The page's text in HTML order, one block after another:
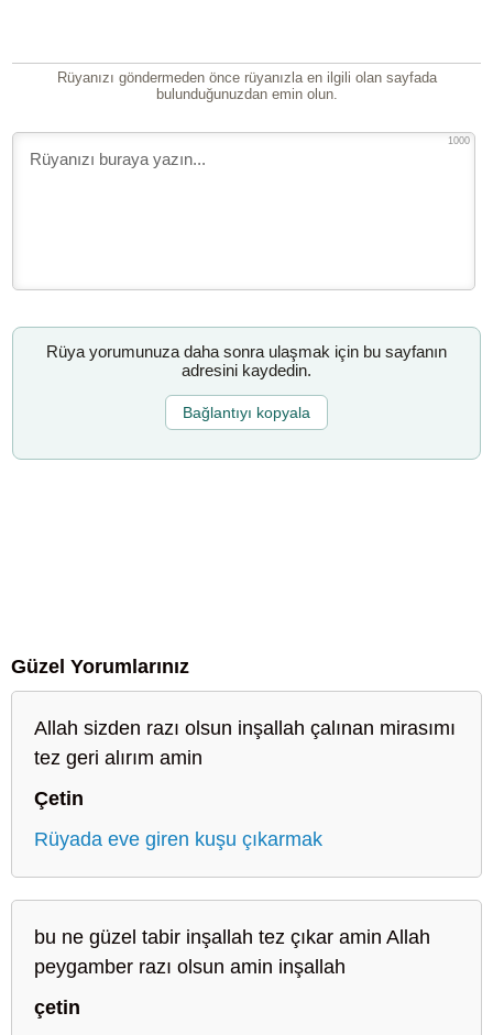
Rüyanızı göndermeden önce rüyanızla en ilgili olan sayfada
bulunduğunuzdan emin olun.
1000
Rüya yorumunuza daha sonra ulaşmak için bu sayfanın
adresini kaydedin.
Bağlantıyı kopyala
Güzel Yorumlarınız
Allah sizden razı olsun inşallah çalınan mirasımı
tez geri alırım amin
Çetin
Rüyada eve giren kuşu çıkarmak
bu ne güzel tabir inşallah tez çıkar amin Allah
peygamber razı olsun amin inşallah
çetin